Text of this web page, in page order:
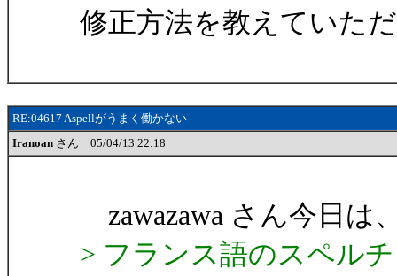
修正方法を教えていた
RE:04617 Aspellがうまく働かない
Iranoan さん 05/04/13 22:18
zawazawa さん今日は
> フランス語のスペル